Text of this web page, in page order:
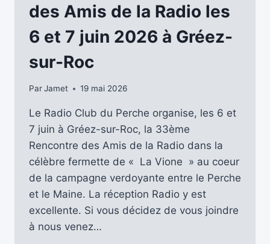
des Amis de la Radio les
6 et 7 juin 2026 à Gréez-
sur-Roc
ParJamet 19 mai 2026
Le Radio Club du Perche organise, les 6 et
7 juin à Gréez-sur-Roc, la 33ème
Rencontre des Amis de la Radio dans la
célèbre fermette de « La Vione » au coeur
de la campagne verdoyante entre le Perche
et le Maine. La réception Radio y est
excellente. Si vous décidez de vous joindre
à nous venez…